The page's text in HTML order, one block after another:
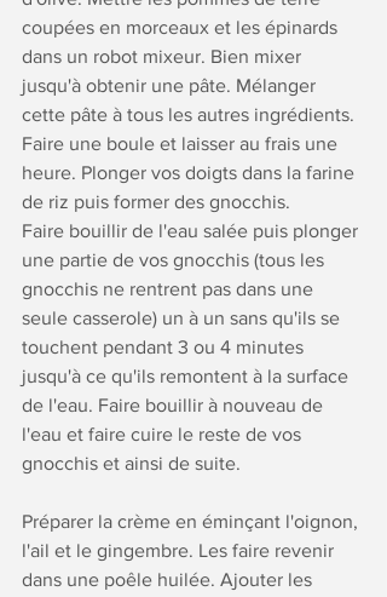
coupées en morceaux et les épinards
dans un robot mixeur. Bien mixer
jusqu'à obtenir une pâte. Mélanger
cette pâte à tous les autres ingrédients.
Faire une boule et laisser au frais une
heure. Plonger vos doigts dans la farine
de riz puis former des gnocchis.
Faire bouillir de l'eau salée puis plonger
une partie de vos gnocchis (tous les
gnocchis ne rentrent pas dans une
seule casserole) un à un sans qu'ils se
touchent pendant 3 ou 4 minutes
jusqu'à ce qu'ils remontent à la surface
de l'eau. Faire bouillir à nouveau de
l'eau et faire cuire le reste de vos
gnocchis et ainsi de suite.
Préparer la crème en éminçant l'oignon,
l'ail et le gingembre. Les faire revenir
dans une poêle huilée. Ajouter les